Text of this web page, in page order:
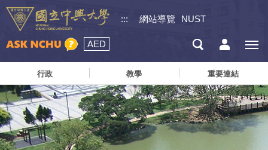
::: 網站導覽 NUST
AED
行政 教學 重要連結